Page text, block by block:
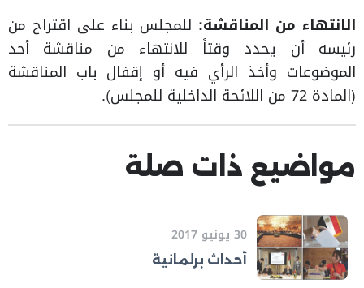
الانتهاء من المناقشة: للمجلس بناء على اقتراح من
رئيسه أن يحدد وقتاً للانتهاء من مناقشة أحد
الموضوعات وأخذ الرأي فيه أو إقفال باب المناقشة
(المادة 72 من اللائحة الداخلية للمجلس).
مواضيع ذات صلة
30 يونيو 2017
أحداث برلمانية